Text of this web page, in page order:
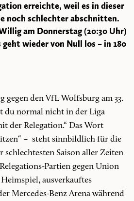
erreichte, weil es in dieser
noch schlechter abschnitten.
am Donnerstag (20:30 Uhr)
wieder von Null los – in 180
gegen den VfL Wolfsburg am 33.
du normal nicht in der Liga
der Relegation.“ Das Wort
– steht sinnbildlich für die
Saison aller Zeiten
Partien gegen Union
ausverkauftes
Mercedes-Benz Arena während